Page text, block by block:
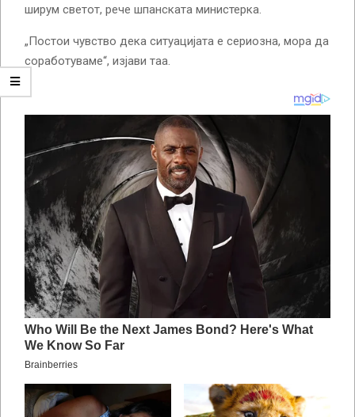
ширум светот, рече шпанската министерка.
„Постои чувство дека ситуацијата е сериозна, мора да
соработуваме“, изјави таа.